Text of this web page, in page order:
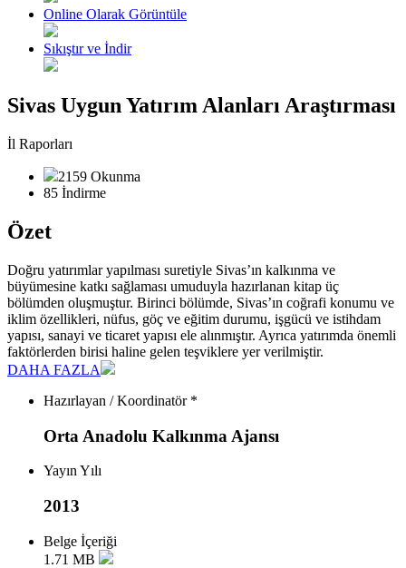
Online Olarak Görüntüle
Sıkıştır ve İndir
Sivas Uygun Yatırım Alanları Araştırması
İl Raporları
2159 Okunma
85 İndirme
Özet
Doğru yatırımlar yapılması suretiyle Sivas’ın kalkınma ve
büyümesine katkı sağlaması umuduyla hazırlanan kitap üç
bölümden oluşmuştur. Birinci bölümde, Sivas’ın coğrafi konumu ve
iklim özellikleri, nüfus, göç ve eğitim durumu, işgücü ve istihdam
yapısı, sanayi ve ticaret yapısı ele alınmıştır. Ayrıca yatırımda önemli
faktörlerden birisi haline gelen teşviklere yer verilmiştir.
DAHA FAZLA
Hazırlayan / Koordinatör *
Orta Anadolu Kalkınma Ajansı
Yayın Yılı
2013
Belge İçeriği
1.71 MB